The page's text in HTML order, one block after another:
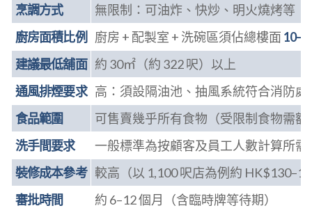
烹調方式
無限制：可油炸、快炒、明火燒烤等
廚房面積比例
廚房 + 配製室 + 洗碗區須佔總樓面
建議最低舖面 約 30㎡（約 322 呎）以上
通風排煙要求 高：須設隔油池、抽風系統符合消防處
食品範圍
可售賣幾乎所有食物（受限制食物需額
洗手間要求
一般標準為按顧客及員工人數計算所
裝修成本參考 較高（以 1,100 呎店為例約
審批時間
約 6–12 個月（含臨時牌等待期）